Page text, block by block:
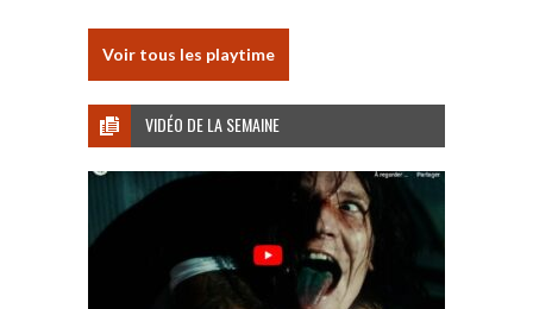
Voir tous les playtime
VIDÉO DE LA SEMAINE